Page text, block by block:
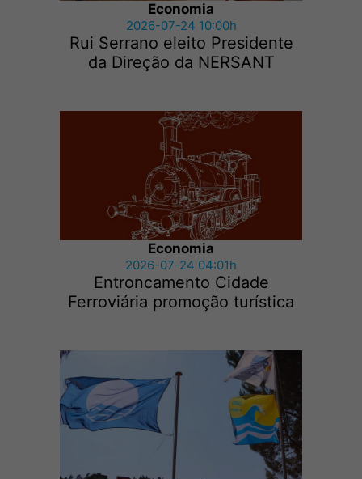
Economia
2026-07-24 10:00h
Rui Serrano eleito Presidente
da Direção da NERSANT
Economia
2026-07-24 04:01h
Entroncamento Cidade
Ferroviária promoção turística